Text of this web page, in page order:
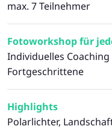
max. 7 Teilnehmer
Fotoworkshop für
Individuelles
Fortgeschrittene
Highlights
Polarlichter,